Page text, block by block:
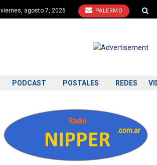
viernes, agosto 7, 2026 PALERMO
PODCAST POSTALES REDES